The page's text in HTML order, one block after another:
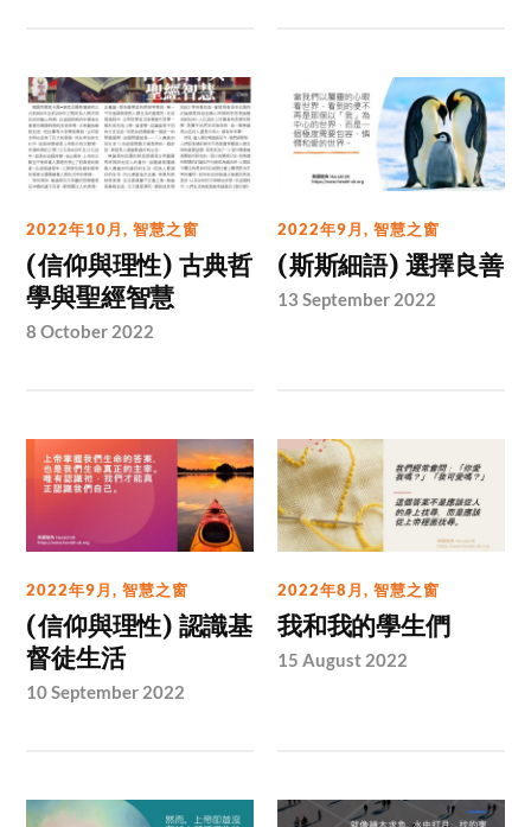
2022年10月,智慧之窗
(信仰與理性) 古典哲
學與聖經智慧
8 October 2022
2022年9月,智慧之窗
(斯斯細語) 選擇良善
13 September 2022
2022年9月,智慧之窗
(信仰與理性) 認識基
督徒生活
10 September 2022
2022年8月,智慧之窗
我和我的學生們
15 August 2022